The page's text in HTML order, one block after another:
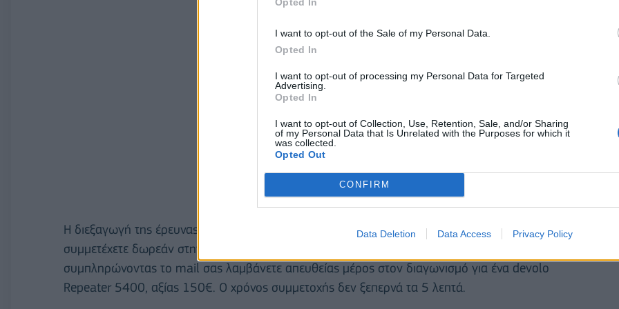
I want to opt-out of the Sale of my Personal Data.
Opted In
I want to opt-out of processing my Personal Data for Targeted
Advertising.
Opted In
I want to opt-out of Collection, Use, Retention, Sale, and/or Sharing
of my Personal Data that Is Unrelated with the Purposes for which it
was collected.
Opted Out
CONFIRM
Data Deletion Data Access Privacy Policy
Η διεξαγωγή της έρευνας θα διαρκέσει μέχρι και την Παρασκευή 7 Ιουλίου. Μπορείτε να
συμμετέχετε δωρεάν στην έρευνα εδώ:
συμπληρώνοντας το mail σας λαμβάνετε απευθείας μέρος στον διαγωνισμό για ένα devolo
Repeater 5400, αξίας 150€. Ο χρόνος συμμετοχής δεν ξεπερνά τα 5 λεπτά.